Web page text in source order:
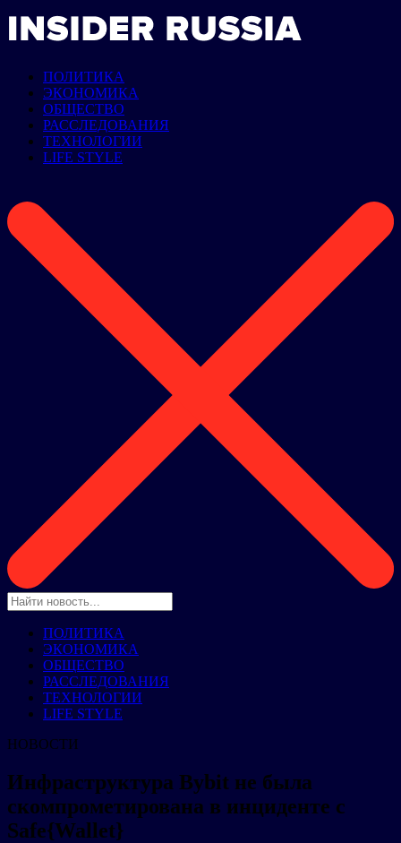
ПОЛИТИКА
ЭКОНОМИКА
ОБЩЕСТВО
РАССЛЕДОВАНИЯ
ТЕХНОЛОГИИ
LIFE STYLE
ПОЛИТИКА
ЭКОНОМИКА
ОБЩЕСТВО
РАССЛЕДОВАНИЯ
ТЕХНОЛОГИИ
LIFE STYLE
НОВОСТИ
Инфраструктура Bybit не была
скомпрометирована в инциденте с
Safe{Wallet}